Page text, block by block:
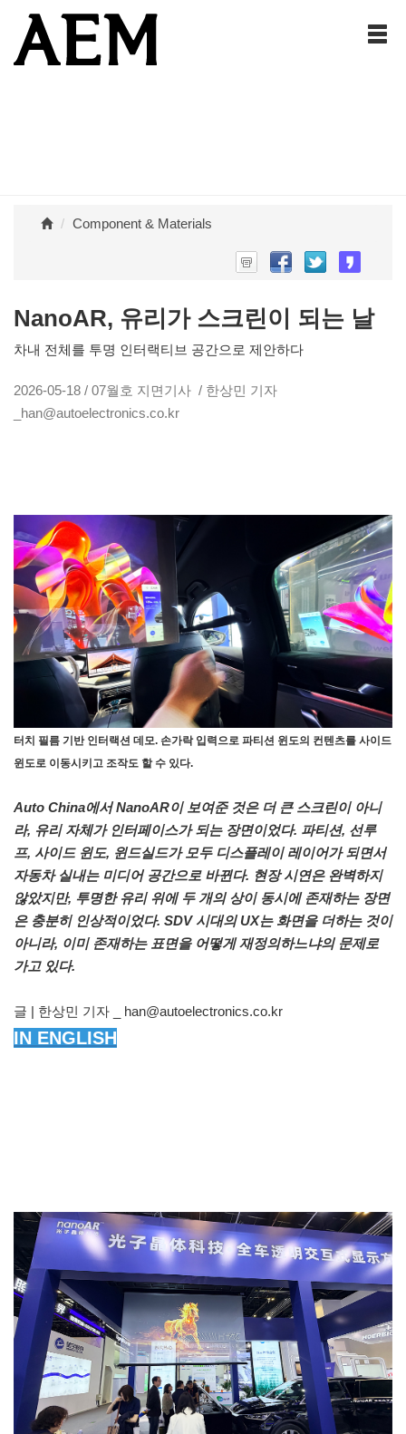
Component & Materials
NanoAR, 유리가 스크린이 되는 날
차내 전체를 투명 인터랙티브 공간으로 제안하다
2026-05-18 / 07월호 지면기사 / 한상민 기자
_han@autoelectronics.co.kr
터치 필름 기반 인터랙션 데모. 손가락 입력으로 파티션 윈도의 컨텐츠를 사이드
윈도로 이동시키고 조작도 할 수 있다.
Auto China에서 NanoAR이 보여준 것은 더 큰 스크린이 아니
라, 유리 자체가 인터페이스가 되는 장면이었다. 파티션, 선루
프, 사이드 윈도, 윈드실드가 모두 디스플레이 레이어가 되면서
자동차 실내는 미디어 공간으로 바뀐다. 현장 시연은 완벽하지
않았지만, 투명한 유리 위에 두 개의 상이 동시에 존재하는 장면
은 충분히 인상적이었다. SDV 시대의 UX는 화면을 더하는 것이
아니라, 이미 존재하는 표면을 어떻게 재정의하느냐의 문제로
가고 있다.
글 | 한상민 기자 _ han@autoelectronics.co.kr
IN ENGLISH